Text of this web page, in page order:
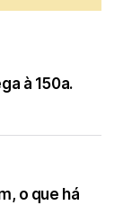
à 150a.
o que há